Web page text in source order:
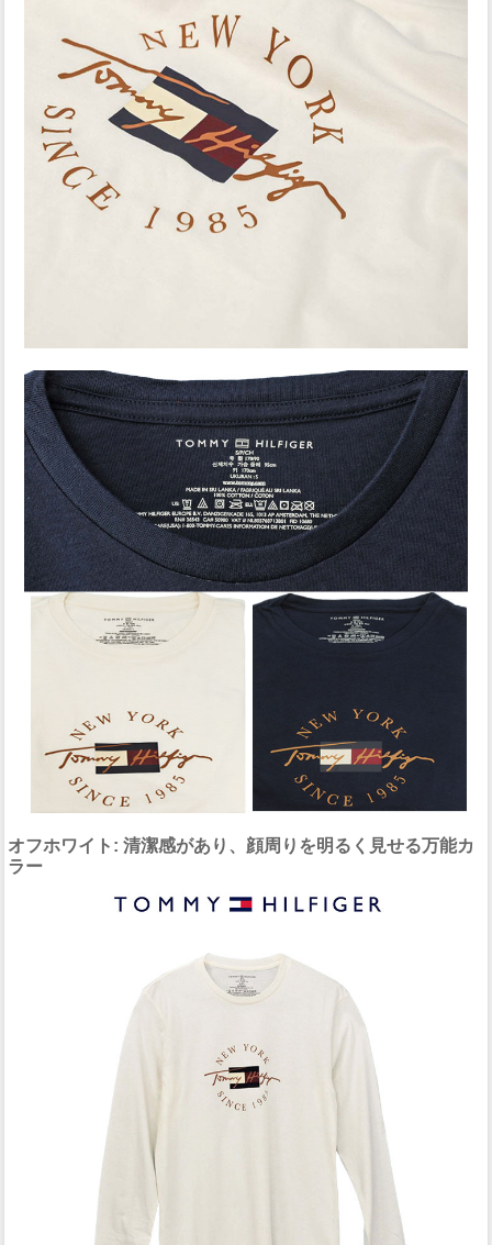
オフホワイト: 清潔感があり、顔周りを明るく見せる万能カ
ラー